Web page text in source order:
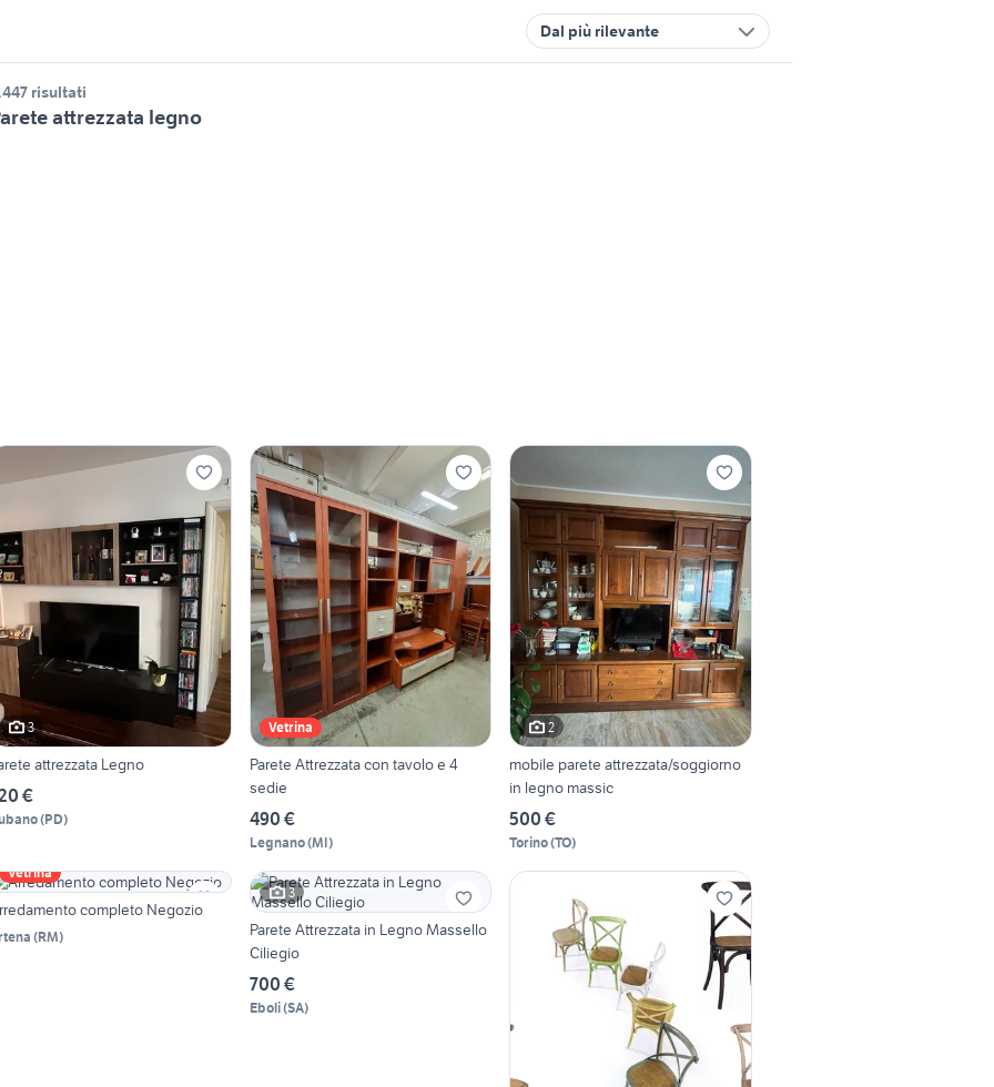
Dal più rilevante
risultati
attrezzata legno
3
attrezzata Legno
€
(PD)
Vetrina
Parete Attrezzata con tavolo e 4
sedie
490 €
Legnano(MI)
2
mobile parete attrezzata/soggiorno
in legno massic
500 €
Torino(TO)
Vetrina
completo Negozio
(RM)
3
Parete Attrezzata in Legno Massello
Ciliegio
700 €
Eboli(SA)